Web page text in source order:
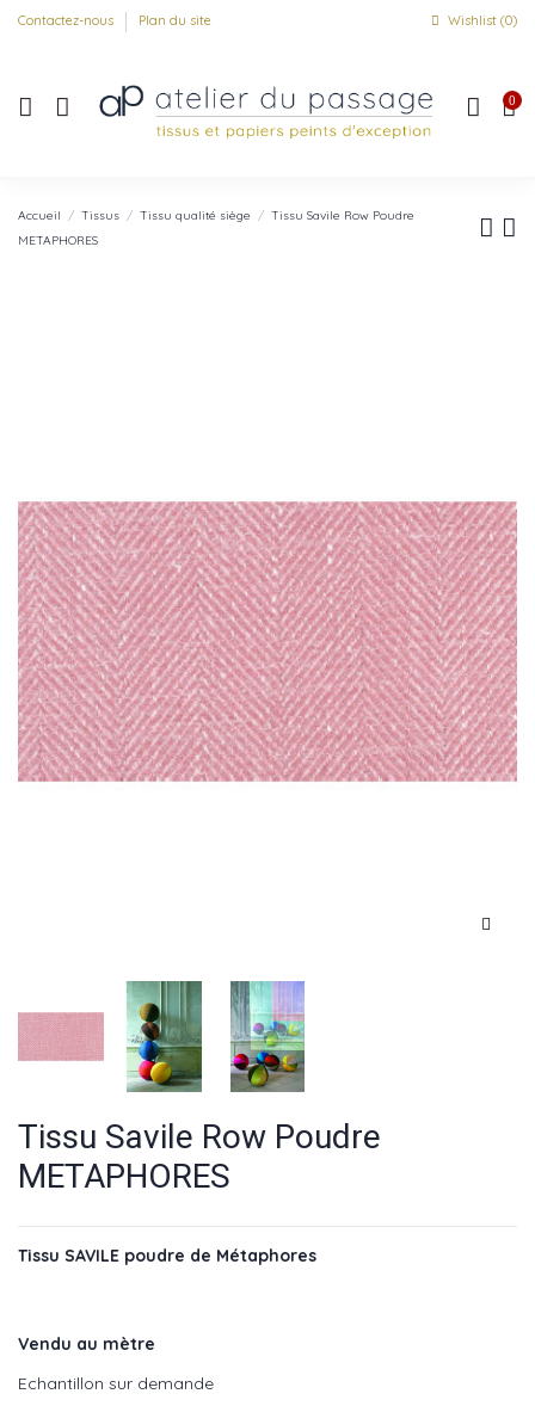
Contactez-nous Plan du site Wishlist (0)
0
Accueil Tissus Tissu qualité siège
Tissu Savile Row Poudre
METAPHORES
Tissu Savile Row Poudre
METAPHORES
Tissu SAVILE poudre de Métaphores
Vendu au mètre
Echantillon sur demande